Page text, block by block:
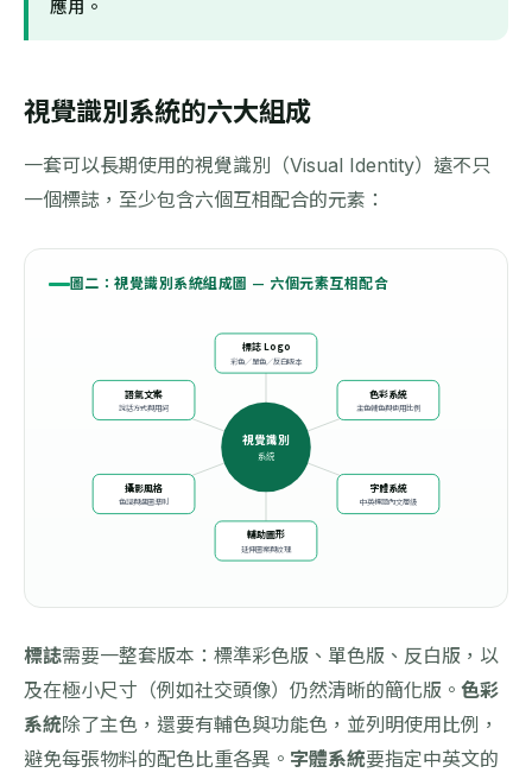
應用。
視覺識別系統的六大組成
一套可以長期使用的視覺識別（Visual Identity）遠不只
一個標誌，至少包含六個互相配合的元素：
圖二：視覺識別系統組成圖 — 六個元素互相配合
視覺識別
系統
標誌 Logo
彩色／單色／反白版本
色彩系統
主色輔色與使用比例
字體系統
中英標題內文層級
輔助圖形
延伸圖案與紋理
攝影風格
色調與選圖準則
語氣文案
說話方式與用詞
標誌需要一整套版本：標準彩色版、單色版、反白版，以
及在極小尺寸（例如社交頭像）仍然清晰的簡化版。 色彩
系統除了主色，還要有輔色與功能色，並列明使用比例，
避免每張物料的配色比重各異。 字體系統要指定中英文的